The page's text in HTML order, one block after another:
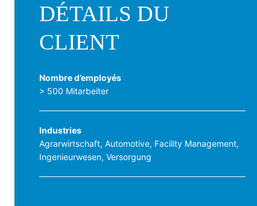
DÉTAILS DU
CLIENT
Nombre d’employés
> 500 Mitarbeiter
Industries
Agrarwirtschaft, Automotive, Facility Management,
Ingenieurwesen, Versorgung